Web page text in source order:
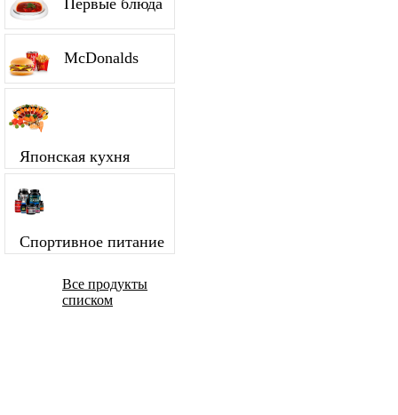
Первые блюда
McDonalds
Японская кухня
Спортивное питание
Все продукты
списком